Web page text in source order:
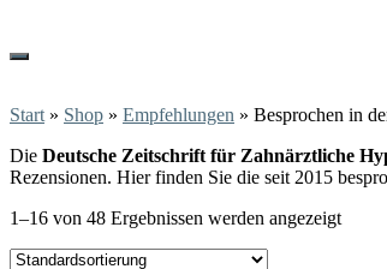
Start » Shop » Empfehlungen » Besprochen in
Die Deutsche Zeitschrift für Zahnärztliche
Rezensionen. Hier finden Sie die seit 2015
1–16 von 48 Ergebnissen werden angezeigt